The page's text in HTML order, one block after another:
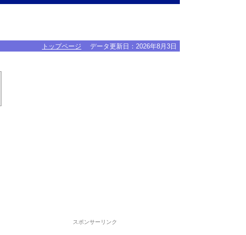
トップページ データ更新日： 2026年8月3日
スポンサーリンク